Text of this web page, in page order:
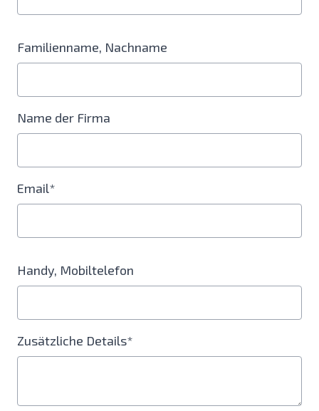
Familienname, Nachname
Name der Firma
Email*
Handy, Mobiltelefon
Zusätzliche Details*